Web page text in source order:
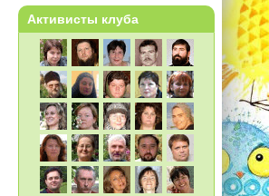
Активисты клуба